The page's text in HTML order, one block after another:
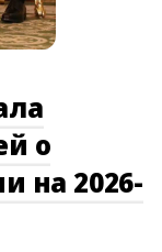
о
на 2026-